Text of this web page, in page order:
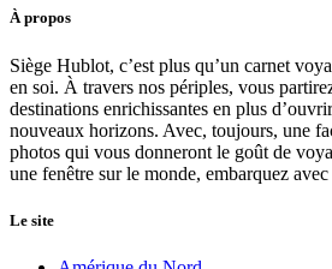
À propos
Siège Hublot, c’est plus qu’un carnet
en soi. À travers nos périples, vous
destinations enrichissantes en plus
nouveaux horizons. Avec, toujours, une
photos qui vous donneront le goût de
une fenêtre sur le monde, embarquez
Le site